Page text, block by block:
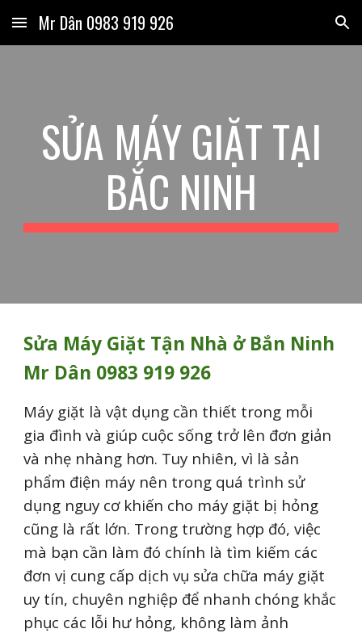
Skip to main content Skip to navigation
Mr Dân 0983 919 926
SỬA MÁY GIẶT TẠI
BẮC NINH
Sửa Máy Giặt Tận Nhà ở Bắn Ninh
Mr Dân 0983 919 926
Máy giặt là vật dụng cần thiết trong mỗi
gia đình và giúp cuộc sống trở lên đơn giản
và nhẹ nhàng hơn. Tuy nhiên, vì là sản
phẩm điện máy nên trong quá trình sử
dụng nguy cơ khiến cho máy giặt bị hỏng
cũng là rất lớn. Trong trường hợp đó, việc
mà bạn cần làm đó chính là tìm kiếm các
đơn vị cung cấp dịch vụ sửa chữa máy giặt
uy tín, chuyên nghiệp để nhanh chóng khắc
phục các lỗi hư hỏng, không làm ảnh